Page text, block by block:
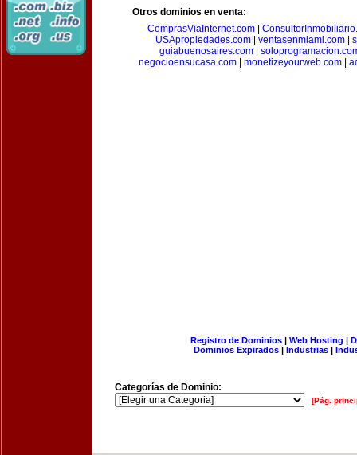
Otros dominios en venta:
ComprasViaInternet.com
USApropiedades.com| ventasenmiami.com|
guiabuenosaires.com|
negocioensucasa.com
monetizeyourweb.com
Registro de Dominios| Web Hosting |
Dominios Expirados | Industrias |
Categorías de Dominio:
[Pág.